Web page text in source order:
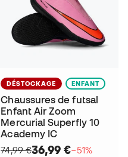
DÉSTOCKAGE ENFANT
Chaussures de futsal
Enfant Air Zoom
Mercurial Superfly 10
Academy IC
74,99 €36,99 €−51%